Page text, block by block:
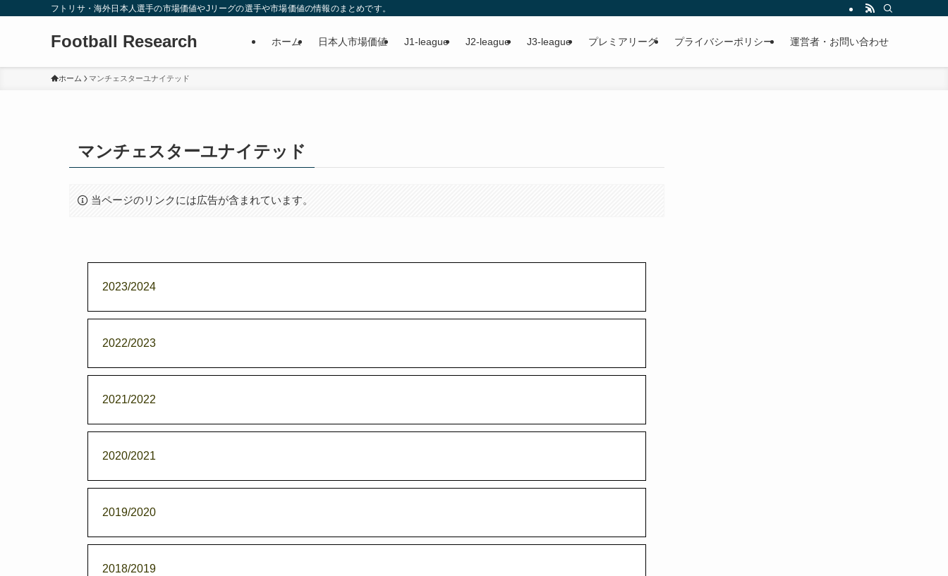
フトリサ・海外日本人選手の市場価値やJリーグの選手や市場価値の情報のまとめです。
Football Research ホーム 日本人市場価値 J1-league J2-league J3-league プレミアリーグ プライバシーポリシー 運営者・お問い合わせ
ホーム マンチェスターユナイテッド
マンチェスターユナイテッド
当ページのリンクには広告が含まれています。
2023/2024
2022/2023
2021/2022
2020/2021
2019/2020
2018/2019